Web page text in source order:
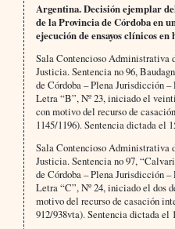
Argentina. Decisión ejemplar
de la Provincia de Córdoba en
ejecución de ensayos clínicos
Sala Contencioso Administrativa
Justicia. Sentencia no 96,
de Córdoba – Plena Jurisdicción
Letra “B”, Nº 23, iniciado el
con motivo del recurso de
1145/1196). Sentencia dictada el
Sala Contencioso Administrativa
Justicia. Sentencia no 97,
de Córdoba – Plena Jurisdicción
Letra “C”, Nº 24, iniciado el dos
motivo del recurso de casación
912/938vta). Sentencia dictada el